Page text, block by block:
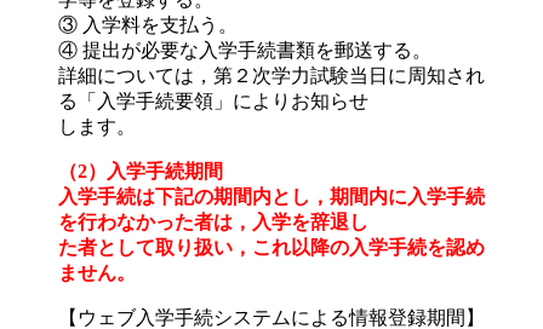
③ 入学料を支払う。
④ 提出が必要な入学手続書類を郵送する。
詳細については，第２次学力試験当日に周知され
る「入学手続要領」によりお知らせ
します。
（2）入学手続期間
入学手続は下記の期間内とし，期間内に入学手続
を行わなかった者は，入学を辞退し
た者として取り扱い，これ以降の入学手続を認め
ません。
【ウェブ入学手続システムによる情報登録期間】